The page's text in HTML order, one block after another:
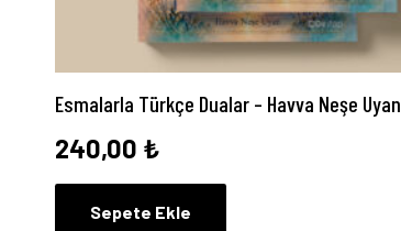
Esmalarla Türkçe Dualar – Havva Neşe Uyan
240,00 ₺
Sepete Ekle